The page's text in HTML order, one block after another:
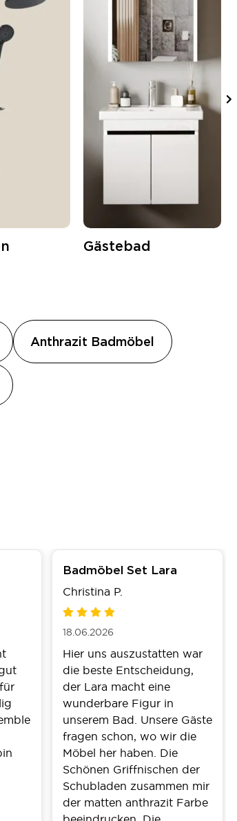
Gästebad
Anthrazit Badmöbel
Badmöbel Set Lara
Christina P.
18.06.2026
Hier uns auszustatten war
die beste Entscheidung,
der Lara macht eine
wunderbare Figur in
unserem Bad. Unsere Gäste
fragen schon, wo wir die
Möbel her haben. Die
Schönen Griffnischen der
Schubladen zusammen mir
der matten anthrazit Farbe